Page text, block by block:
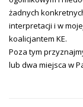
żadnych
interpretacji i w
koalicjantem KE.
Poza tym
lub dwa miejsca w